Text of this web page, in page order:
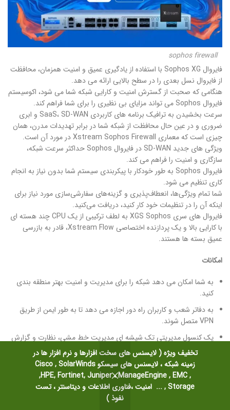
تخفیف ویژه ( لایسنس های سخت افزارها و نرم افزار ها در
زمینه شبکه ، لایسنس های سیسکو Cisco , SolarWinds
,HPE, Fortinet, Juniper ، ManageEngine , EMC ,
Storage , ... امنیت ،فناوری اطلاعات و دیتاسنتر ، تست
نفوذ )
sophos firewall
فایروال Sophos XG با استفاده از یادگیری عمیق و امنیت همزمان، محافظت
از فایروال نسل بعدی را در سطح بالایی ارائه می دهد.
هنگامی که صحبت از گسترش امنیت و کارایی شبکه شما می شود، اکوسیستم
فایروال Sophos می تواند مزایای بی نظیری را برای شما فراهم کند.
سرعت بخشیدن به ترافیک برنامه های کاربردی SaaS، SD-WAN و ابری
ضروری و در عین حال محافظت از شبکه شما در برابر تهدیدات مدرن، همان
چیزی است که معماری Xstream Sophos Firewall در مورد آن است.
ویژگی های جدید SD-WAN در فایروال Sophos حداکثر سرعت شبکه،
سازگاری و امنیت را فراهم می کند.
فایروال Sophos به طور خودکار با پیکربندی سیستم شما بدون نیاز به انجام
کاری تنظیم می شود.
شما تمام ویژگی‌ها، انعطاف‌پذیری و گزینه‌های سفارشی‌سازی مورد نیاز برای
اینکه آن را در تنظیمات خود کار کنید، دریافت می‌کنید.
فایروال های سری XGS Sophos به لطف ترکیبی از یک CPU چند هسته ای
با کارایی بالا و یک پردازنده اختصاصی Xstream Flow، قادر به بازرسی
عمیق بسته ها هستند.
امکانات
به شما امکان می دهد شبکه را برای مدیریت و امنیت بهتر منطقه بندی
کنید.
به دفاتر شعب و کاربران راه دور اجازه می دهد تا به طور ایمن از طریق
VPN متصل شوند.
یک کنسول مدیریتی تک شیشه ای مدیریت خط مشی، نظارت و گزارش
زیرساخت امنیتی را ساده می کند.
ادغام با سیستم‌های اتوماسیون و مدیریت برای ساده‌سازی عملیات و
پاسخ‌های امنیتی.
ثبت و گزارش کامل فعالیت های شبکه، رویدادهای امنیتی و نیازهای